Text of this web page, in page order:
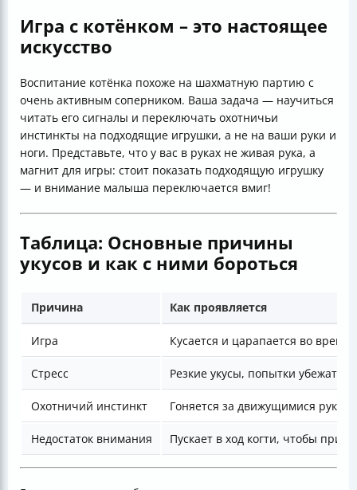
Игра с котёнком – это настоящее
искусство
Воспитание котёнка похоже на шахматную партию с
очень активным соперником. Ваша задача — научиться
читать его сигналы и переключать охотничьи
инстинкты на подходящие игрушки, а не на ваши руки и
ноги. Представьте, что у вас в руках не живая рука, а
магнит для игры: стоит показать подходящую игрушку
— и внимание малыша переключается вмиг!
Таблица: Основные причины
укусов и как с ними бороться
Причина Как проявляется
Игра Кусается и царапается во время
Стресс Резкие укусы, попытки убежать
Охотничий инстинкт Гоняется за движущимися
Недостаток внимания Пускает в ход когти, чтобы